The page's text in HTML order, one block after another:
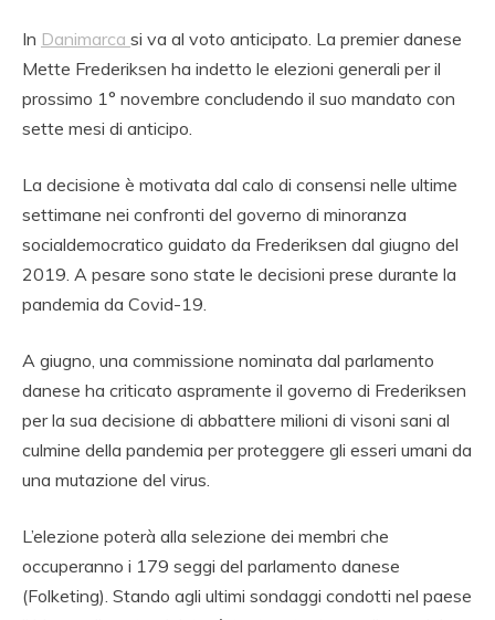
In Danimarca si va al voto anticipato. La premier danese
Mette Frederiksen ha indetto le elezioni generali per il
prossimo 1° novembre concludendo il suo mandato con
sette mesi di anticipo.
La decisione è motivata dal calo di consensi nelle ultime
settimane nei confronti del governo di minoranza
socialdemocratico guidato da Frederiksen dal giugno del
2019. A pesare sono state le decisioni prese durante la
pandemia da Covid-19.
A giugno, una commissione nominata dal parlamento
danese ha criticato aspramente il governo di Frederiksen
per la sua decisione di abbattere milioni di visoni sani al
culmine della pandemia per proteggere gli esseri umani da
una mutazione del virus.
L’elezione poterà alla selezione dei membri che
occuperanno i 179 seggi del parlamento danese
(Folketing). Stando agli ultimi sondaggi condotti nel paese